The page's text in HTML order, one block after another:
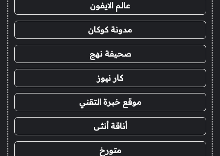
عالم الايفون
مدونة كوكان
صحيفة نهج
كار نيوز
موقع خبرة التقني
أناقة أنثى
متورخ